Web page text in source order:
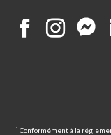
¹ Conformément à la